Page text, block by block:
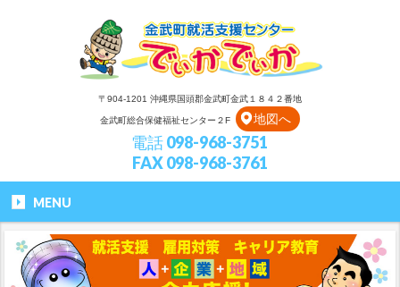
〒904-1201 沖縄県国頭郡金武町金武１８４２番地
金武町総合保健福祉センター２F 地図へ
電話 098-968-3751
FAX 098-968-3761
MENU